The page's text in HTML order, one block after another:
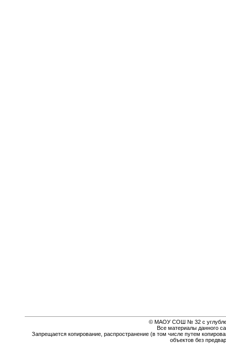
© МАОУ СОШ № 32 с
Все материалы данного
Запрещается копирование, распространение (в том числе путем
объектов без